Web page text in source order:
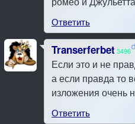
Ответить
Transerferbet3496
Если это и не
а если правда то
изложения очень
Ответить